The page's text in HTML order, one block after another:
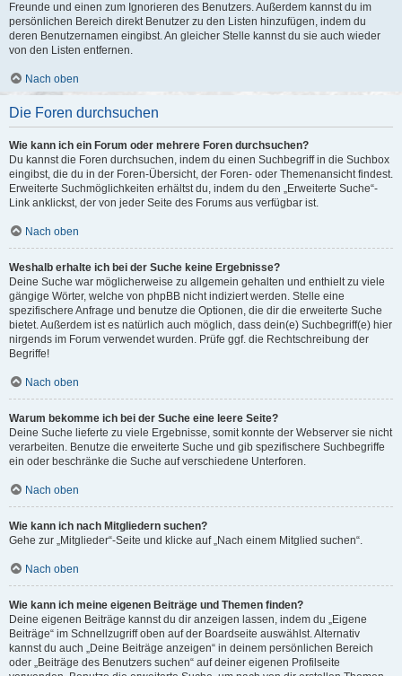
Freunde und einen zum Ignorieren des Benutzers. Außerdem kannst du im
persönlichen Bereich direkt Benutzer zu den Listen hinzufügen, indem du
deren Benutzernamen eingibst. An gleicher Stelle kannst du sie auch wieder
von den Listen entfernen.
Nach oben
Die Foren durchsuchen
Wie kann ich ein Forum oder mehrere Foren durchsuchen?
Du kannst die Foren durchsuchen, indem du einen Suchbegriff in die Suchbox
eingibst, die du in der Foren-Übersicht, der Foren- oder Themenansicht findest.
Erweiterte Suchmöglichkeiten erhältst du, indem du den „Erweiterte Suche“-
Link anklickst, der von jeder Seite des Forums aus verfügbar ist.
Nach oben
Weshalb erhalte ich bei der Suche keine Ergebnisse?
Deine Suche war möglicherweise zu allgemein gehalten und enthielt zu viele
gängige Wörter, welche von phpBB nicht indiziert werden. Stelle eine
spezifischere Anfrage und benutze die Optionen, die dir die erweiterte Suche
bietet. Außerdem ist es natürlich auch möglich, dass dein(e) Suchbegriff(e) hier
nirgends im Forum verwendet wurden. Prüfe ggf. die Rechtschreibung der
Begriffe!
Nach oben
Warum bekomme ich bei der Suche eine leere Seite?
Deine Suche lieferte zu viele Ergebnisse, somit konnte der Webserver sie nicht
verarbeiten. Benutze die erweiterte Suche und gib spezifischere Suchbegriffe
ein oder beschränke die Suche auf verschiedene Unterforen.
Nach oben
Wie kann ich nach Mitgliedern suchen?
Gehe zur „Mitglieder“-Seite und klicke auf „Nach einem Mitglied suchen“.
Nach oben
Wie kann ich meine eigenen Beiträge und Themen finden?
Deine eigenen Beiträge kannst du dir anzeigen lassen, indem du „Eigene
Beiträge“ im Schnellzugriff oben auf der Boardseite auswählst. Alternativ
kannst du auch „Deine Beiträge anzeigen“ in deinem persönlichen Bereich
oder „Beiträge des Benutzers suchen“ auf deiner eigenen Profilseite